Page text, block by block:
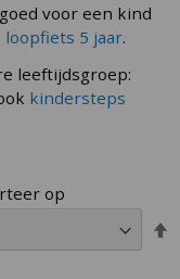
voor een kind
loopfiets 5 jaar.
leeftijdsgroep:
kindersteps
op